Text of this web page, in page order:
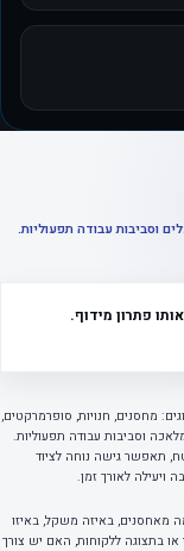
וסביבות עבודה תפעוליות.
פתרון מידוף.
מחסנים, חנויות, סופרמרקטים,
וסביבות עבודה תפעוליות.
תאפשר גישה נוחה לציוד
ויעילה לאורך זמן.
מאחסנים, באיזה משקל, באיזו
בתצוגה ללקוחות, האם יש צורך